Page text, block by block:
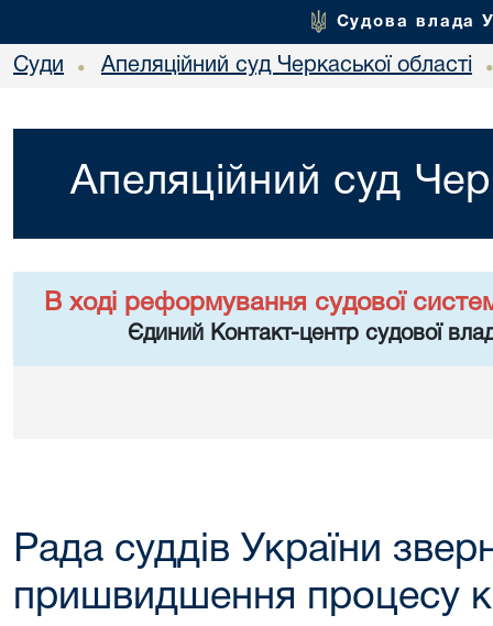
Судова влада
Суди • Апеляційний суд Черкаської області
Апеляційний суд
В ході реформування судової
Єдиний Контакт-центр судової
Рада суддів України
пришвидшення процесу